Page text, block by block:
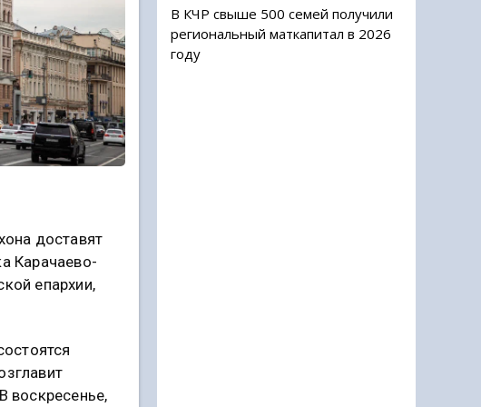
доставят
Карачаево-
епархии,
воскресенье,
В КЧР свыше 500 семей получили
региональный маткапитал в 2026
году